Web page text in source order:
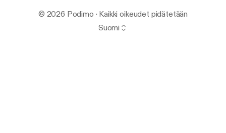
© 2026 Podimo · Kaikki oikeudet pidätetään
Suomi